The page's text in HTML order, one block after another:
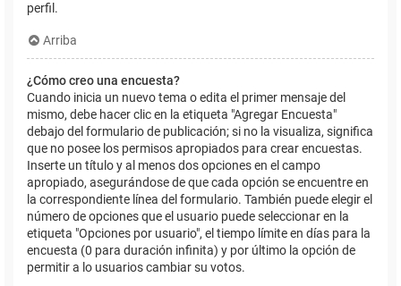
perfil.
Arriba
¿Cómo creo una encuesta?
Cuando inicia un nuevo tema o edita el primer mensaje del
mismo, debe hacer clic en la etiqueta "Agregar Encuesta"
debajo del formulario de publicación; si no la visualiza, significa
que no posee los permisos apropiados para crear encuestas.
Inserte un título y al menos dos opciones en el campo
apropiado, asegurándose de que cada opción se encuentre en
la correspondiente línea del formulario. También puede elegir el
número de opciones que el usuario puede seleccionar en la
etiqueta "Opciones por usuario", el tiempo límite en días para la
encuesta (0 para duración infinita) y por último la opción de
permitir a lo usuarios cambiar su votos.